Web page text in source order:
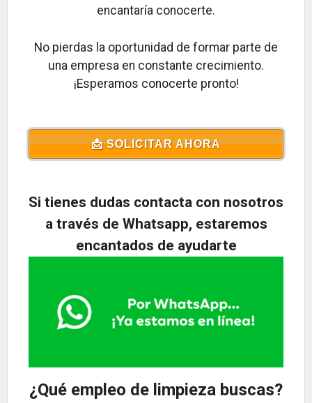
encantaría conocerte.
No pierdas la oportunidad de formar parte de
una empresa en constante crecimiento.
¡Esperamos conocerte pronto!
📩 SOLICITAR AHORA
Si tienes dudas contacta con nosotros
a través de Whatsapp, estaremos
encantados de ayudarte
¿Qué empleo de limpieza buscas?